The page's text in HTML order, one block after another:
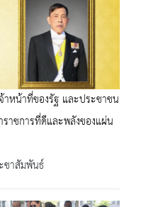
าหน้าที่ของรัฐ และประชาชน
าชการที่ดีและพลังของแผ่น
าสัมพันธ์